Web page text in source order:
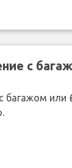
с
багажом